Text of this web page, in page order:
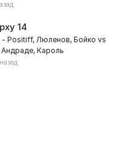
14
- Positiff, Люленов, Бойко vs
Кароль